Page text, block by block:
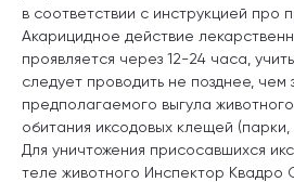
в соответствии с инструкцией про
Акарицидное действие
проявляется через 12-24 часа,
следует проводить не позднее, чем
предполагаемого выгула
обитания иксодовых клещей (парки,
Для уничтожения присосавшихся
теле животного Инспектор Квадро